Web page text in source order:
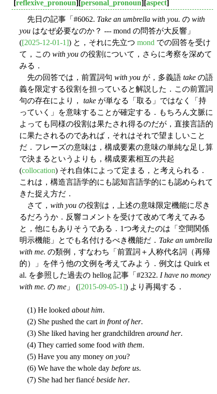
[reflexive_pronoun][personal_pronoun][aspect]
先日の記事「#6062. Take an umbrella with you. の with
you はなぜ必要なのか？ --- mond の問答が大反響」
([2025-12-01-1]) と，それに先立つ mond での回答を受け
て，この with you の役割について，さらに考察を深めて
みる．
先の回答では，前置詞句 with you が，多義語 take の語
義を限定する役割を担っていると解説した．この前置詞
句の存在により， take が単なる「取る」ではなく「持
っていく」を意味することが確定する．もちろん文脈に
よっても同様の役割は果たされ得るのだが，直接言語的
に果たされるのであれば，それはそれで望ましいこと
だ．フレーズの意味は，構成要素の意味の単純な足し算
で決まるというよりも，構成要素相互の共起
(collocation) それ自体によって定まる，と考えられる．
これは，構造言語学的にも認知言語学的にも認められて
きた捉え方だ．
さて， with you の役割は，上述の意味限定機能に尽き
るだろうか．反響コメントを受けて改めて考えてみる
と，他にもありそうである．1つ考えたのは「空間関係
明示機能」とでも名付けるべき機能だ． Take an umbrella
with me. の類例，すなわち「前置詞＋人称代名詞（再帰
的）」を伴う他の文例を考えてみよう．例文は Quirk et
al. を参照した過去の hellog 記事「#2322. I have no money
with me. の me 」 ([2015-09-05-1]) より再掲する．
(1) He looked about him.
(2) She pushed the cart in front of her.
(3) She liked having her grandchildren around her.
(4) They carried some food with them.
(5) Have you any money on you?
(6) We have the whole day before us.
(7) She had her fiancé beside her.